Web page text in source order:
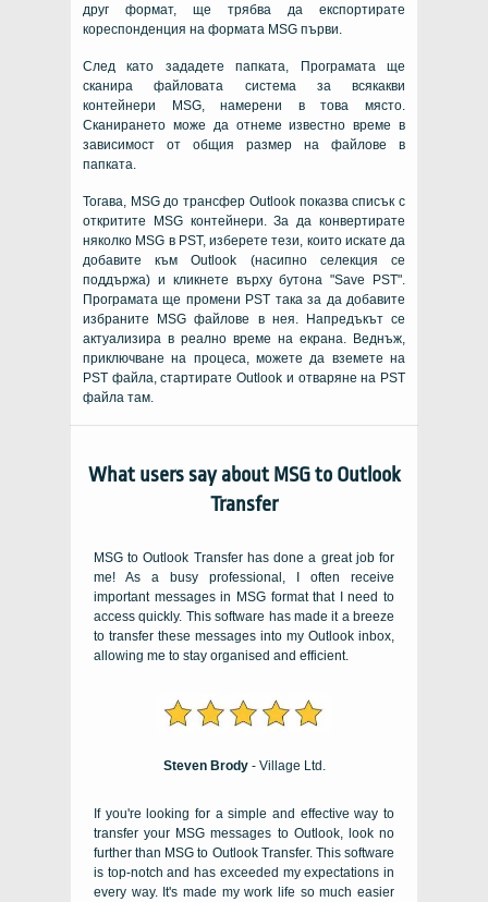
друг формат, ще трябва да експортирате
кореспонденция на формата MSG първи.
След като зададете папката, Програмата ще
сканира файловата система за всякакви
контейнери MSG, намерени в това място.
Сканирането може да отнеме известно време в
зависимост от общия размер на файлове в
папката.
Тогава, MSG до трансфер Outlook показва списък с
откритите MSG контейнери. За да конвертирате
няколко MSG в PST, изберете тези, които искате да
добавите към Outlook (насипно селекция се
поддържа) и кликнете върху бутона "Save PST".
Програмата ще промени PST така за да добавите
избраните MSG файлове в нея. Напредъкът се
актуализира в реално време на екрана. Веднъж,
приключване на процеса, можете да вземете на
PST файла, стартирате Outlook и отваряне на PST
файла там.
What users say about MSG to Outlook
Transfer
MSG to Outlook Transfer has done a great job for
me! As a busy professional
I often receive
important messages in MSG format that I need to
access quickly. This software has made it a breeze
to transfer these messages into my Outlook inbox
allowing me to stay organised and efficient.
Steven Brody- Village Ltd
If you're looking for a simple and effective way to
transfer your MSG messages to Outlook, look no
further than MSG to Outlook Transfer. This software
is top-notch and has exceeded my expectations in
every way. It's made my work life so much easier